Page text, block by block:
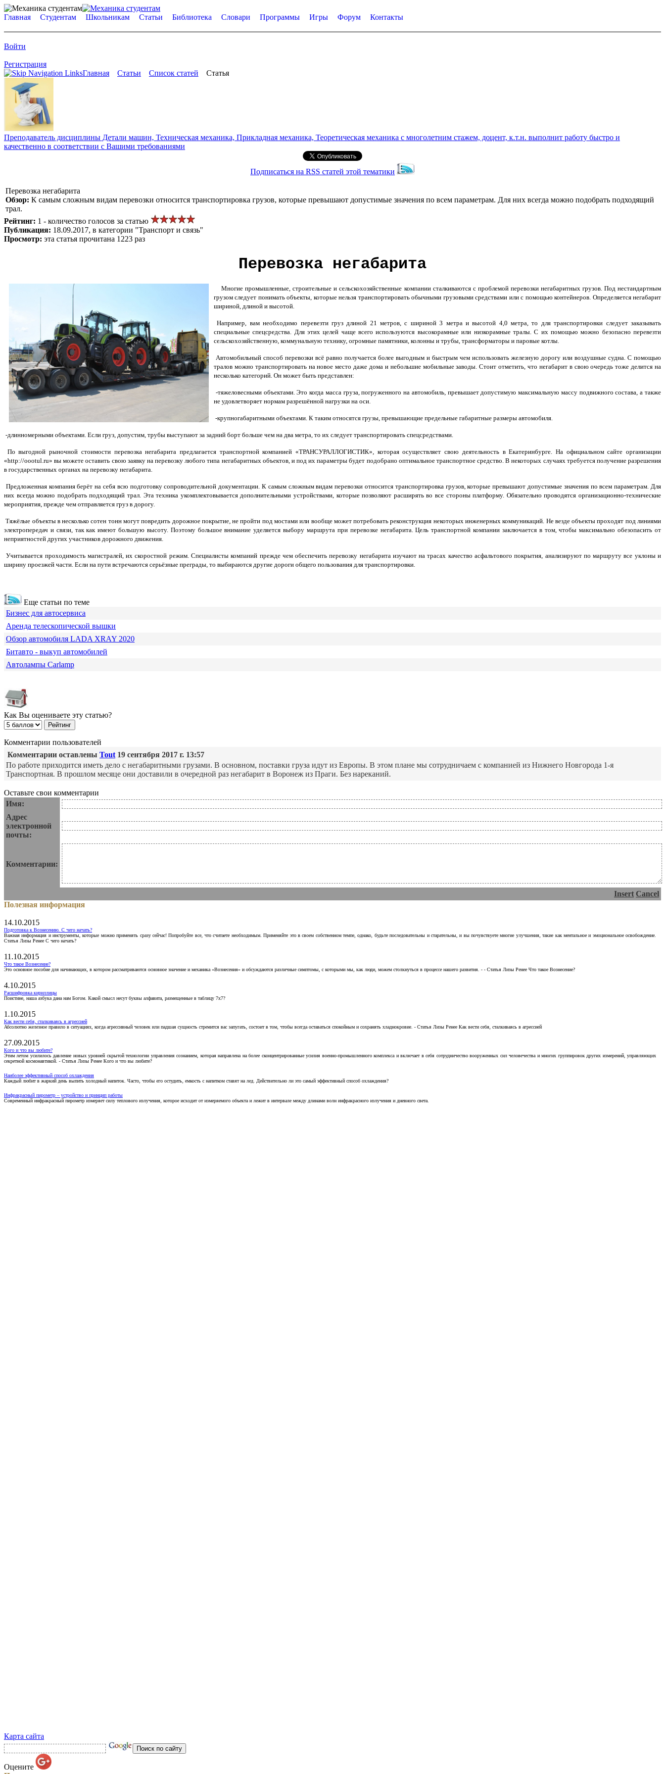
Главная Студентам Школьникам Статьи Библиотека Словари Программы Игры Форум Контакты
Войти
Регистрация
Главная
Статьи Список статей Статья
Преподаватель дисциплины Детали машин, Техническая механика, Прикладная механика, Теоретическая механика с многолетним стажем, доцент, к.т.н. выполнит работу быстро и
качественно в соответствии с Вашими требованиями
Подписаться на RSS статей этой тематики
Перевозка негабарита
Обзор: К самым сложным видам перевозки относится транспортировка грузов, которые превышают допустимые значения по всем параметрам. Для них всегда можно подобрать подходящий
трал.
Рейтинг: 1 - количество голосов за статью
Публикация: 18.09.2017, в категории "Транспорт и связь"
Просмотр: эта статья прочитана 1223 раз
Перевозка негабарита
Многие промышленные, строительные и сельскохозяйственные компании сталкиваются с проблемой перевозки негабаритных грузов. Под нестандартным
грузом следует понимать объекты, которые нельзя транспортировать обычными грузовыми средствами или с помощью контейнеров. Определяется негабарит
шириной, длиной и высотой.
Например, вам необходимо перевезти груз длиной 21 метров, с шириной 3 метра и высотой 4,0 метра, то для транспортировки следует заказывать
специальные спецсредства. Для этих целей чаще всего используются высокорамные или низкорамные тралы. С их помощью можно безопасно перевезти
сельскохозяйственную, коммунальную технику, огромные памятники, колонны и трубы, трансформаторы и паровые котлы.
Автомобильный способ перевозки всё равно получается более выгодным и быстрым чем использовать железную дорогу или воздушные судна. С помощью
тралов можно транспортировать на новое место даже дома и небольшие мобильные заводы. Стоит отметить, что негабарит в свою очередь тоже делится на
несколько категорий. Он может быть представлен:
-тяжеловесными объектами. Это когда масса груза, погруженного на автомобиль, превышает допустимую максимальную массу подвижного состава, а также
не удовлетворяет нормам разрешённой нагрузки на оси.
-крупногабаритными объектами. К таким относятся грузы, превышающие предельные габаритные размеры автомобиля.
-длинномерными объектами. Если груз, допустим, трубы выступают за задний борт больше чем на два метра, то их следует транспортировать спецсредствами.
По выгодной рыночной стоимости перевозка негабарита предлагается транспортной компанией «ТРАНСУРАЛЛОГИСТИК», которая осуществляет свою деятельность в Екатеринбурге. На официальном сайте организации
«http://oootul.ru» вы можете оставить свою заявку на перевозку любого типа негабаритных объектов, и под их параметры будет подобрано оптимальное транспортное средство. В некоторых случаях требуется получение разрешения
в государственных органах на перевозку негабарита.
Предложенная компания берёт на себя всю подготовку сопроводительной документации. К самым сложным видам перевозки относится транспортировка грузов, которые превышают допустимые значения по всем параметрам. Для
них всегда можно подобрать подходящий трал. Эта техника укомплектовывается дополнительными устройствами, которые позволяют расширять во все стороны платформу. Обязательно проводятся организационно-технические
мероприятия, прежде чем отправляется груз в дорогу.
Тяжёлые объекты в несколько сотен тонн могут повредить дорожное покрытие, не пройти под мостами или вообще может потребовать реконструкция некоторых инженерных коммуникаций. Не везде объекты проходят под линиями
электропередач и связи, так как имеют большую высоту. Поэтому большое внимание уделяется выбору маршрута при перевозке негабарита. Цель транспортной компании заключается в том, чтобы максимально обезопасить от
неприятностей других участников дорожного движения.
Учитывается проходимость магистралей, их скоростной режим. Специалисты компаний прежде чем обеспечить перевозку негабарита изучают на трасах качество асфальтового покрытия, анализируют по маршруту все уклоны и
ширину проезжей части. Если на пути встречаются серьёзные преграды, то выбираются другие дороги общего пользования для транспортировки.
Еще статьи по теме
Бизнес для автосервиса
Аренда телескопической вышки
Обзор автомобиля LADA XRAY 2020
Битавто - выкуп автомобилей
Автолампы Carlamp
Как Вы оцениваете эту статью?
Комментарии пользователей
Комментарии оставлены Tout 19 сентября 2017 г. 13:57
По работе приходится иметь дело с негабаритными грузами. В основном, поставки груза идут из Европы. В этом плане мы сотрудничаем с компанией из Нижнего Новгорода 1-я
Транспортная. В прошлом месяце они доставили в очередной раз негабарит в Воронеж из Праги. Без нареканий.
Оставьте свои комментарии
Имя:
Адрес
электронной
почты:
Комментарии:
Insert Cancel
Полезная информация
14.10.2015
Подготовка к Вознесению. С чего начать?
Важная информация и инструменты, которые можно применять сразу сейчас! Попробуйте все, что считаете необходимым. Применяйте это в своем собственном темпе, однако, будьте последовательны и старательны, и вы почувствуете многие улучшения, такие как ментальное и эмоциональное освобождение.
Статья Лизы Ренее С чего начать?
11.10.2015
Что такое Вознесение?
Это основное пособие для начинающих, в котором рассматриваются основное значение и механика «Вознесения» и обсуждаются различные симптомы, с которыми мы, как люди, можем столкнуться в процессе нашего развития. - - Статья Лизы Ренее Что такое Вознесение?
4.10.2015
Расшифровка кириллицы
Поистине, наша азбука дана нам Богом. Какой смысл несут буквы алфавита, размещенные в таблицу 7х7?
1.10.2015
Как вести себя, сталкиваясь в агрессией
Абсолютно железное правило в ситуациях, когда агрессивный человек или падшая сущность стремится вас запугать, состоит в том, чтобы всегда оставаться спокойным и сохранять хладнокровие. - Статья Лизы Ренее Как вести себя, сталкиваясь в агрессией
27.09.2015
Кого и что вы любите?
Этим летом усилилось давление новых уровней скрытой технологии управления сознанием, которая направлена на более сконцентрированные усилия военно-промышленного комплекса и включает в себя сотрудничество вооруженных сил человечества и многих группировок других измерений, управляющих
секретной космонавтикой. - Статья Лизы Ренее Кого и что вы любите?
Наиболее эффективный способ охлаждения
Каждый любит в жаркий день выпить холодный напиток. Часто, чтобы его остудить, емкость с напитком ставят на лед. Действительно ли это самый эффективный способ охлаждения?
Инфракрасный пирометр – устройство и принцип работы
Современный инфракрасный пирометр измеряет силу теплового излучения, которое исходит от измеряемого объекта и лежит в интервале между длинами волн инфракрасного излучения и дневного света.
Карта сайта
Оцените